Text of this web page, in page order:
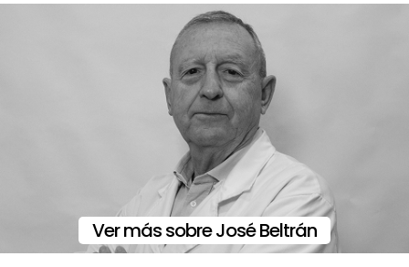
Ver más sobre José Beltrán